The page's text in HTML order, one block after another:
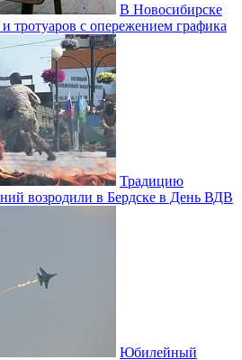
В Новосибирске
тротуаров с опережением графика
Традицию
возродили в Бердске в День ВДВ
Юбилейный